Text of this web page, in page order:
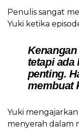
Penulis sangat
Yuki ketika
tetapi ada
penting.
membuat
Yuki
menyerah dalam